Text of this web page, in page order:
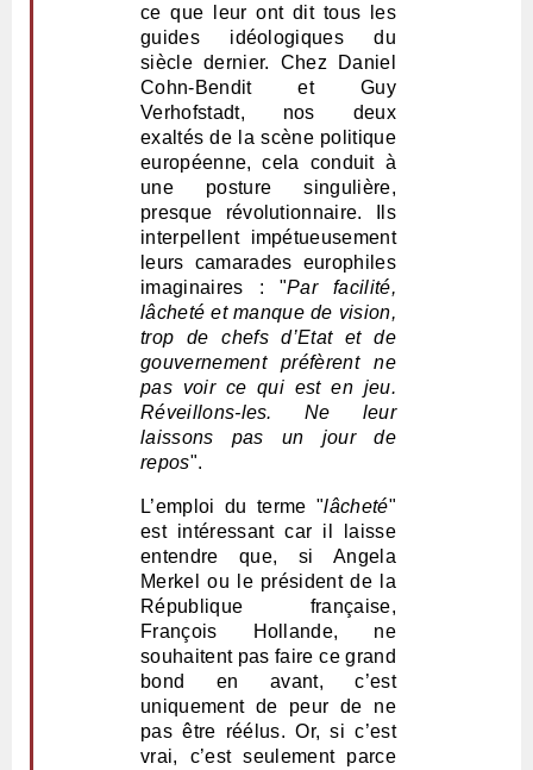
ce que leur ont dit tous les
guides idéologiques du
siècle dernier. Chez Daniel
Cohn-Bendit et Guy
Verhofstadt, nos deux
exaltés de la scène politique
européenne, cela conduit à
une posture singulière,
presque révolutionnaire. Ils
interpellent impétueusement
leurs camarades europhiles
imaginaires : "Par facilité,
lâcheté et manque de vision,
trop de chefs d’Etat et de
gouvernement préfèrent ne
pas voir ce qui est en jeu.
Réveillons-les. Ne leur
laissons pas un jour de
repos".
L’emploi du terme "lâcheté"
est intéressant car il laisse
entendre que, si Angela
Merkel ou le président de la
République française,
François Hollande, ne
souhaitent pas faire ce grand
bond en avant, c’est
uniquement de peur de ne
pas être réélus. Or, si c’est
vrai, c’est seulement parce